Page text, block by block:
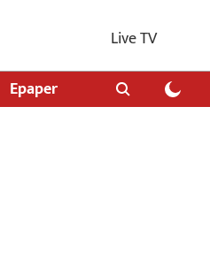
Live TV
Epaper